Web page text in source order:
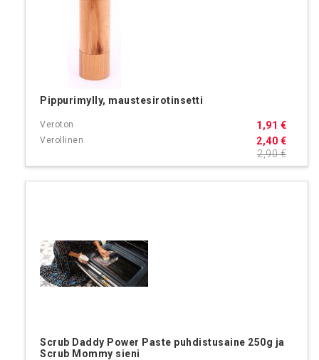
Pippurimylly, maustesirotinsetti
2,40 €
1,91 €
2,90 €
Scrub Daddy Power Paste puhdistusaine 250g ja
Scrub Mommy sieni